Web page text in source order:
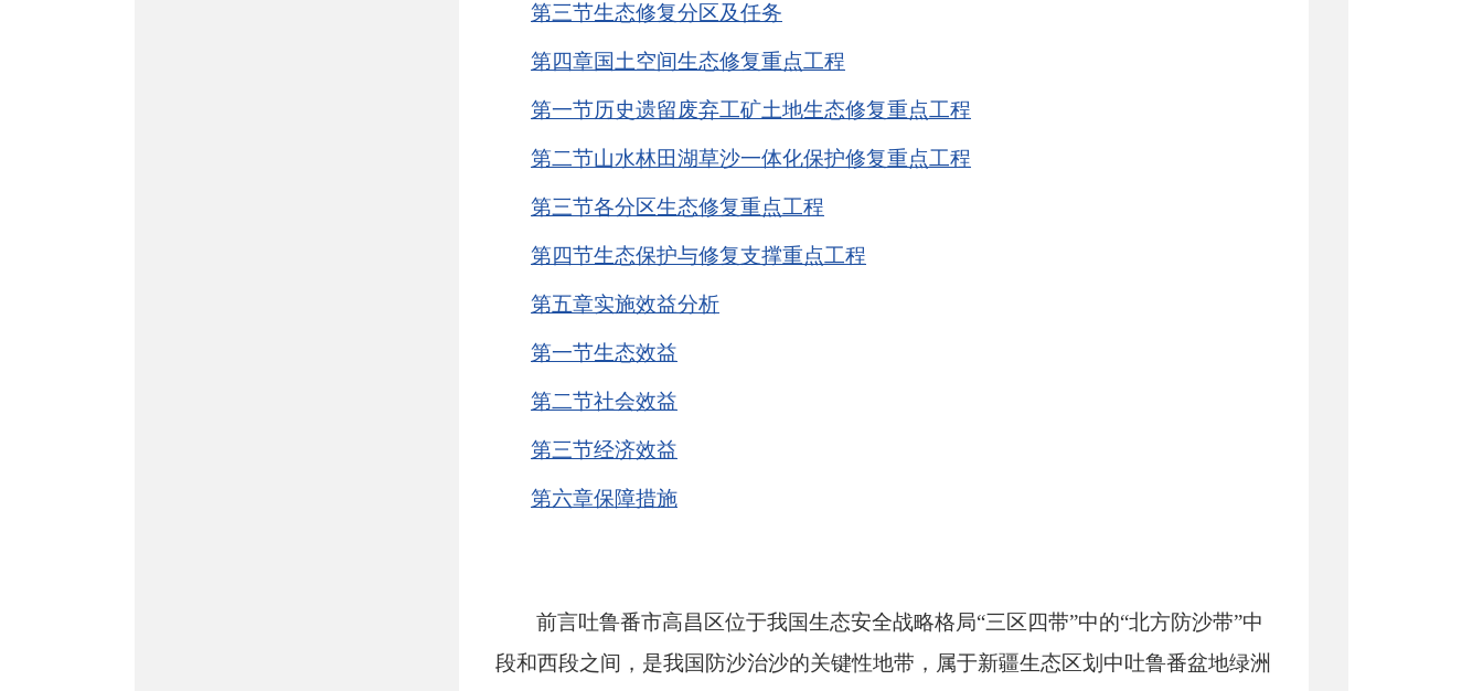
第三节生态修复分区及任务
第四章国土空间生态修复重点工程
第一节历史遗留废弃工矿土地生态修复重点工程
第二节山水林田湖草沙一体化保护修复重点工程
第三节各分区生态修复重点工程
第四节生态保护与修复支撑重点工程
第五章实施效益分析
第一节生态效益
第二节社会效益
第三节经济效益
第六章保障措施
前言吐鲁番市高昌区位于我国生态安全战略格局“三区四带”中的“北方防沙带”中
段和西段之间，是我国防沙治沙的关键性地带，属于新疆生态区划中吐鲁番盆地绿洲